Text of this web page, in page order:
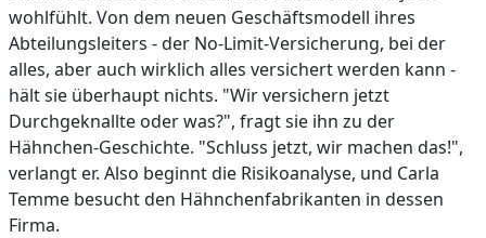
wohlfühlt. Von dem neuen Geschäftsmodell ihres
Abteilungsleiters - der No-Limit-Versicherung, bei der
alles, aber auch wirklich alles versichert werden kann -
hält sie überhaupt nichts. "Wir versichern jetzt
Durchgeknallte oder was?", fragt sie ihn zu der
Hähnchen-Geschichte. "Schluss jetzt, wir machen das!",
verlangt er. Also beginnt die Risikoanalyse, und Carla
Temme besucht den Hähnchenfabrikanten in dessen
Firma.